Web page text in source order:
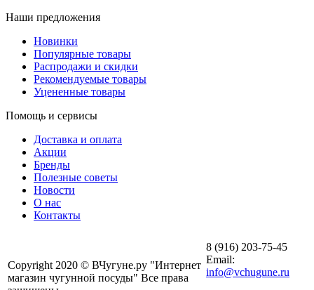
Наши предложения
Новинки
Популярные товары
Распродажи и скидки
Рекомендуемые товары
Уцененные товары
Помощь и сервисы
Доставка и оплата
Акции
Бренды
Полезные советы
Новости
О нас
Контакты
Copyright 2020 © ВЧугуне.ру "Интернет
магазин чугунной посуды" Все права
8 (916) 203-75-45
Email:
info@vchugune.ru